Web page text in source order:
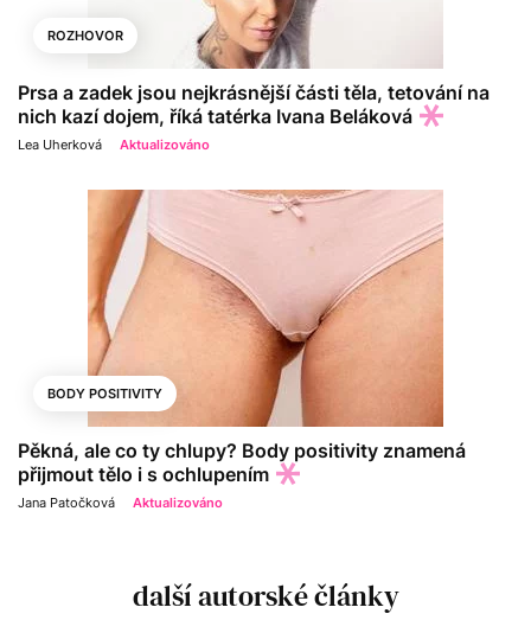
ROZHOVOR
Prsa a zadek jsou nejkrásnější části těla, tetování na
nich kazí dojem, říká tatérka Ivana Beláková
Lea Uherková Aktualizováno
BODY POSITIVITY
Pěkná, ale co ty chlupy? Body positivity znamená
přijmout tělo i s ochlupením
Jana Patočková Aktualizováno
další autorské články